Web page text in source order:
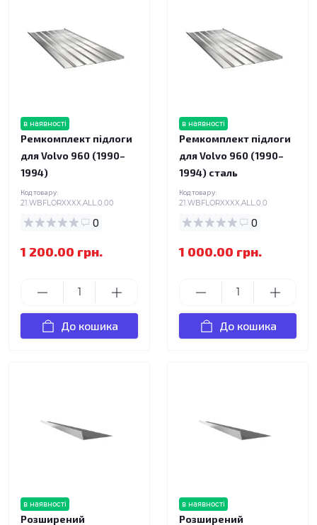
в наявності
Ремкомплект підлоги
для Volvo 960 (1990–
1994)
Код товару:
21.WBFLORXXXX.ALL.0.00
0
1 200.00 грн.
До кошика
в наявності
Ремкомплект підлоги
для Volvo 960 (1990–
1994) сталь
Код товару:
21.WBFLORXXXX.ALL.0.0
0
1 000.00 грн.
До кошика
в наявності
Розширений
в наявності
Розширений